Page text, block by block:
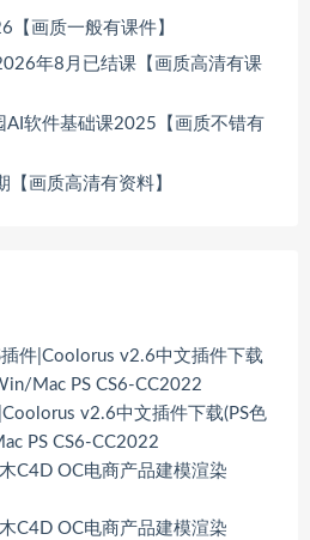
【画质一般有课件】
年8月已结课【画质高清有课
AI软件基础课2025【画质不错有
画质高清有资料】
插件|Coolorus v2.6中文插件下载
Mac PS CS6-CC2022
v2.6中文插件下载(PS色
PS CS6-CC2022
C4D OC电商产品建模渲染
C4D OC电商产品建模渲染